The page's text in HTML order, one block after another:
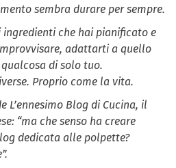
sembra durare per sempre.
che hai pianificato e
adattarti a quello
di solo tuo.
Proprio come la vita.
L’ennesimo Blog di Cucina, il
“ma che senso ha creare
dedicata alle polpette?